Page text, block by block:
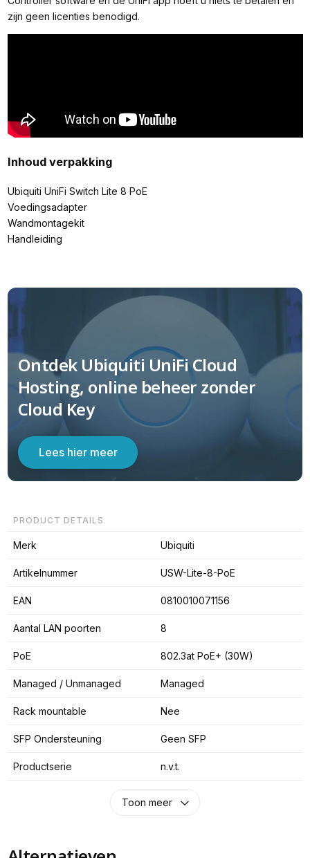
zijn geen licenties benodigd.
Inhoud verpakking
Ubiquiti UniFi Switch Lite 8 PoE
Voedingsadapter
Wandmontagekit
Handleiding
Ontdek Ubiquiti UniFi Cloud
Hosting, online beheer zonder
Cloud Key
Lees hier meer
PRODUCT DETAILS
Merk Ubiquiti
Artikelnummer USW-Lite-8-PoE
EAN 0810010071156
Aantal LAN poorten 8
PoE 802.3at PoE+ (30W)
Managed / Unmanaged Managed
Rack mountable Nee
SFP Ondersteuning Geen SFP
Productserie n.v.t.
Toon meer